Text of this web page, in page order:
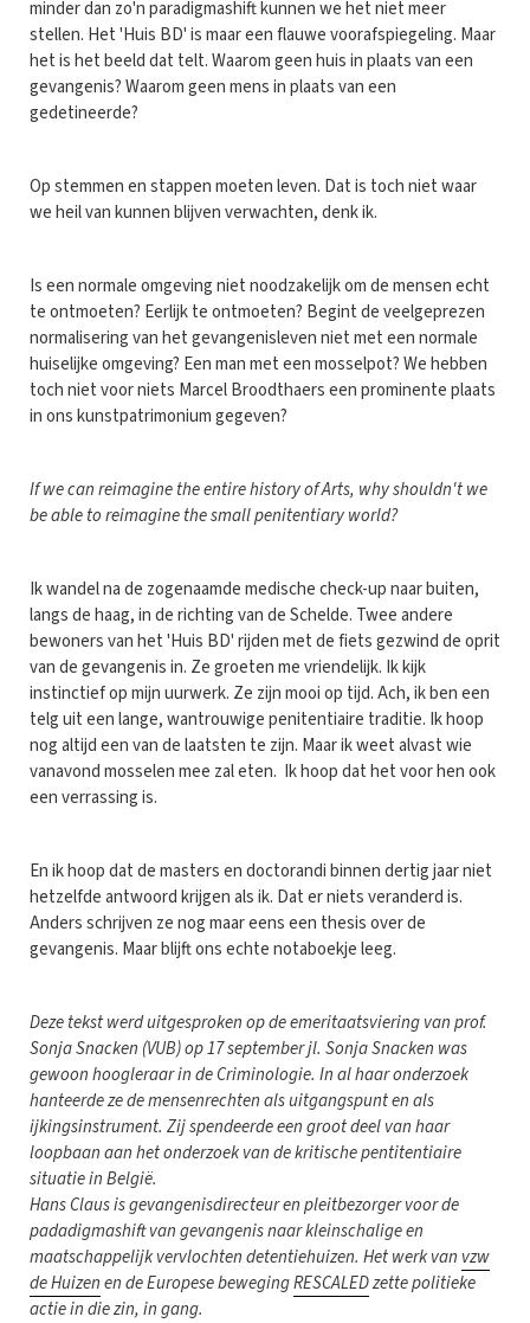
minder dan zo'n paradigmashift kunnen we het niet meer
stellen. Het 'Huis BD' is maar een flauwe voorafspiegeling. Maar
het is het beeld dat telt. Waarom geen huis in plaats van een
gevangenis? Waarom geen mens in plaats van een
gedetineerde?
Op stemmen en stappen moeten leven. Dat is toch niet waar
we heil van kunnen blijven verwachten, denk ik.
Is een normale omgeving niet noodzakelijk om de mensen echt
te ontmoeten? Eerlijk te ontmoeten? Begint de veelgeprezen
normalisering van het gevangenisleven niet met een normale
huiselijke omgeving? Een man met een mosselpot? We hebben
toch niet voor niets Marcel Broodthaers een prominente plaats
in ons kunstpatrimonium gegeven?
If we can reimagine the entire history of Arts, why shouldn't we
be able to reimagine the small penitentiary world?
Ik wandel na de zogenaamde medische check-up naar buiten,
langs de haag, in de richting van de Schelde. Twee andere
bewoners van het 'Huis BD' rijden met de fiets gezwind de oprit
van de gevangenis in. Ze groeten me vriendelijk. Ik kijk
instinctief op mijn uurwerk. Ze zijn mooi op tijd. Ach, ik ben een
telg uit een lange, wantrouwige penitentiaire traditie. Ik hoop
nog altijd een van de laatsten te zijn. Maar ik weet alvast wie
vanavond mosselen mee zal eten. Ik hoop dat het voor hen ook
een verrassing is.
En ik hoop dat de masters en doctorandi binnen dertig jaar niet
hetzelfde antwoord krijgen als ik. Dat er niets veranderd is.
Anders schrijven ze nog maar eens een thesis over de
gevangenis. Maar blijft ons echte notaboekje leeg.
Deze tekst werd uitgesproken op de emeritaatsviering van prof.
Sonja Snacken (VUB) op 17 september jl. Sonja Snacken was
gewoon hoogleraar in de Criminologie. In al haar onderzoek
hanteerde ze de mensenrechten als uitgangspunt en als
ijkingsinstrument. Zij spendeerde een groot deel van haar
loopbaan aan het onderzoek van de kritische pentitentiaire
situatie in België.
Hans Claus is gevangenisdirecteur en pleitbezorger voor de
padadigmashift van gevangenis naar kleinschalige en
maatschappelijk vervlochten detentiehuizen. Het werk van vzw
de Huizenen de Europese bewegingRESCALEDzette politieke
actie in die zin, in gang.